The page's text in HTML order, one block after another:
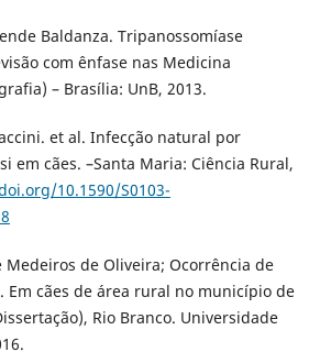
Baldanza. Tripanossomíase
com ênfase nas Medicina
– Brasília: UnB, 2013.
et al. Infecção natural por
em cães. –Santa Maria: Ciência Rural,
10.1590/S0103-
Medeiros de Oliveira; Ocorrência de
Em cães de área rural no município de
Rio Branco. Universidade